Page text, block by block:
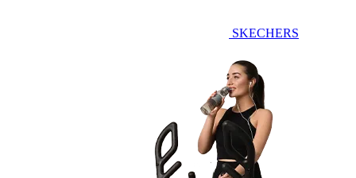
SKECHERS